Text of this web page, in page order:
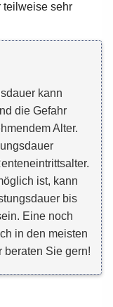
teilweise sehr
kann
die Gefahr
Alter.
ist, kann
bis
Eine noch
in den meisten
beraten Sie gern!